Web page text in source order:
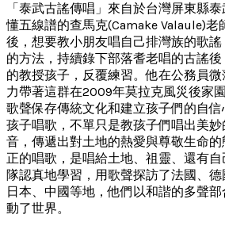
「泰武古謠傳唱」來自於台灣屏東縣
懂五線譜的查馬克(Camake Valaule)老
後，想要教小朋友唱自己排灣族的歌
的方法，持續錄下部落耆老唱的古謠
的教授孩子，反覆練習。他在公務員
力帶著這群在2009年莫拉克風災後家
歌聲保存傳統文化和建立孩子們的自
孩子唱歌，不單只是教孩子們唱出美
音，傳遞出對土地的熱愛與尊敬生命
正的唱歌，是唱給土地、祖靈、還有
隊認真地學習，用歌聲探訪了法國、德
日本、中國等地，他們以和諧的多聲
動了世界。